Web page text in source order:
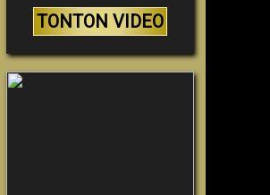
TONTON VIDEO